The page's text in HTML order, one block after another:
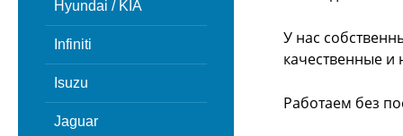
Hyundai / KIA
Infiniti
Isuzu
Jaguar
У нас
качественные и
Работаем без